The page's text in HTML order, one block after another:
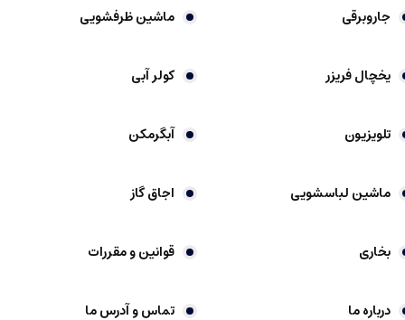
جاروبرقی ماشین ظرفشویی
یخچال فریزر کولر آبی
تلویزیون آبگرمکن
ماشین لباسشویی اجاق گاز
بخاری قوانین و مقررات
درباره ما تماس و آدرس ما